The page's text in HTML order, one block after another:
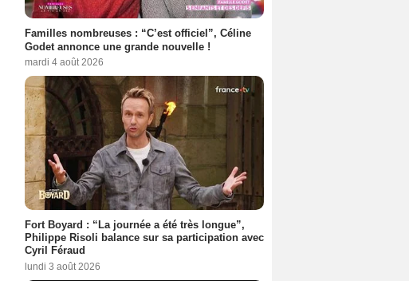
Familles nombreuses : “C’est officiel”, Céline
Godet annonce une grande nouvelle !
mardi 4 août 2026
Fort Boyard : “La journée a été très longue”,
Philippe Risoli balance sur sa participation avec
Cyril Féraud
lundi 3 août 2026